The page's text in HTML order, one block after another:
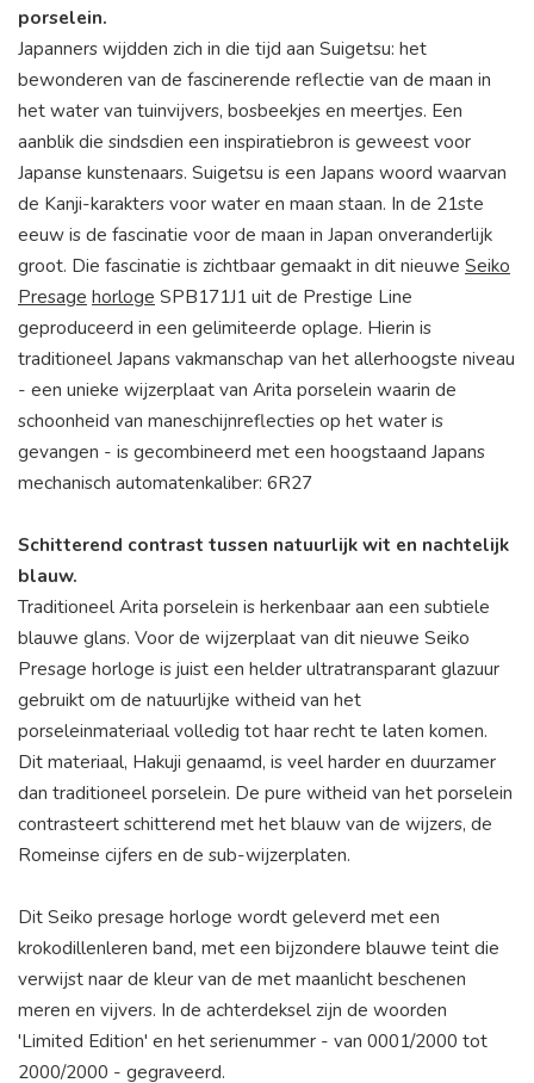
porselein.
Japanners wijdden zich in die tijd aan Suigetsu: het
bewonderen van de fascinerende reflectie van de maan in
het water van tuinvijvers, bosbeekjes en meertjes. Een
aanblik die sindsdien een inspiratiebron is geweest voor
Japanse kunstenaars. Suigetsu is een Japans woord waarvan
de Kanji-karakters voor water en maan staan. In de 21ste
eeuw is de fascinatie voor de maan in Japan onveranderlijk
groot. Die fascinatie is zichtbaar gemaakt in dit nieuwe Seiko
Presage horloge SPB171J1 uit de Prestige Line
geproduceerd in een gelimiteerde oplage. Hierin is
traditioneel Japans vakmanschap van het allerhoogste niveau
- een unieke wijzerplaat van Arita porselein waarin de
schoonheid van maneschijnreflecties op het water is
gevangen - is gecombineerd met een hoogstaand Japans
mechanisch automatenkaliber: 6R27
Schitterend contrast tussen natuurlijk wit en nachtelijk
blauw.
Traditioneel Arita porselein is herkenbaar aan een subtiele
blauwe glans. Voor de wijzerplaat van dit nieuwe Seiko
Presage horloge is juist een helder ultratransparant glazuur
gebruikt om de natuurlijke witheid van het
porseleinmateriaal volledig tot haar recht te laten komen.
Dit materiaal, Hakuji genaamd, is veel harder en duurzamer
dan traditioneel porselein. De pure witheid van het porselein
contrasteert schitterend met het blauw van de wijzers, de
Romeinse cijfers en de sub-wijzerplaten.
Dit Seiko presage horloge wordt geleverd met een
krokodillenleren band, met een bijzondere blauwe teint die
verwijst naar de kleur van de met maanlicht beschenen
meren en vijvers. In de achterdeksel zijn de woorden
'Limited Edition' en het serienummer - van 0001/2000 tot
2000/2000 - gegraveerd.